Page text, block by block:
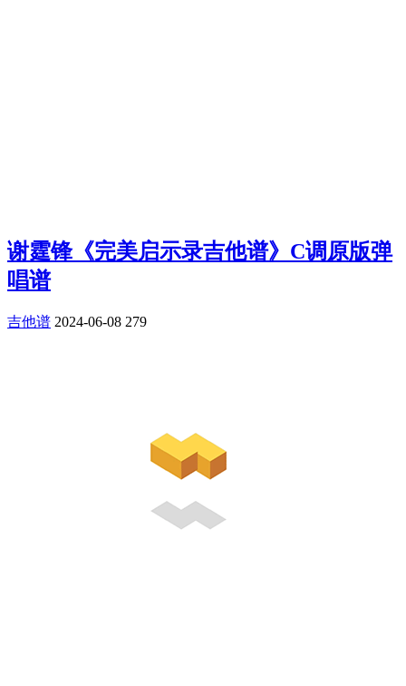
谢霆锋《完美启示录吉他谱》C调原版弹
唱谱
吉他谱 2024-06-08 279